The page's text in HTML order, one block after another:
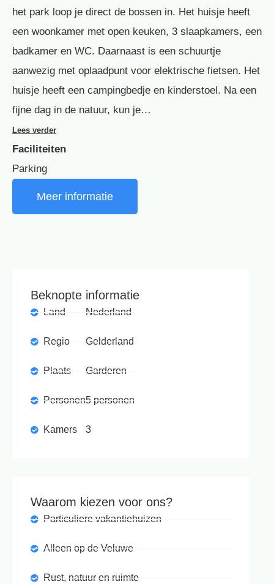
het park loop je direct de bossen in. Het huisje heeft
een woonkamer met open keuken, 3 slaapkamers, een
badkamer en WC. Daarnaast is een schuurtje
aanwezig met oplaadpunt voor elektrische fietsen. Het
huisje heeft een campingbedje en kinderstoel. Na een
fijne dag in de natuur, kun je…
Lees verder
Faciliteiten
Parking
Meer informatie
Beknopte informatie
Land
Regio
Plaats
Personen
Kamers
Nederland
Gelderland
Garderen
5 personen
3
Waarom kiezen voor ons?
Particuliere vakantiehuizen
Alleen op de Veluwe
Rust, natuur en ruimte